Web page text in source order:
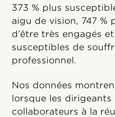
373 % plus
aigu de vision, 747 %
d’être très engagés
susceptibles de
professionnel.
Nos données
lorsque les dirigeants
collaborateurs à la